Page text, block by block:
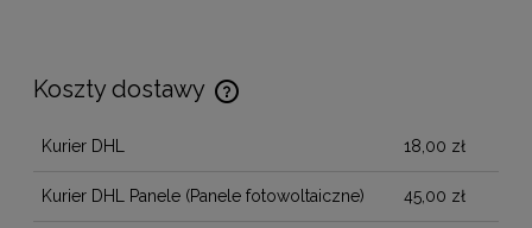
Koszty dostawy
Cena nie zawiera ewentualnych kosztów płatności
Kurier DHL 18,00 zł
Kurier DHL Panele (Panele fotowoltaiczne) 45,00 zł